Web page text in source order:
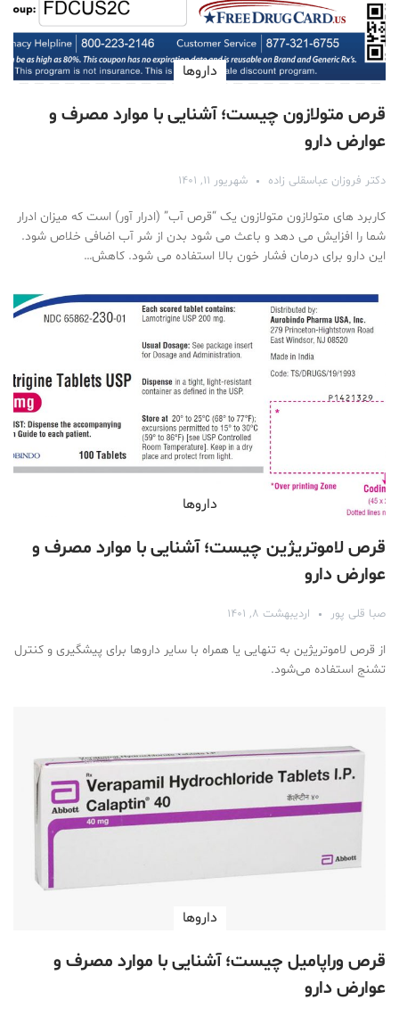
دارو‌ها
قرص متولازون چیست؛ آشنایی با موارد مصرف و
عوارض دارو
دکتر فروزان عباسقلی زاده شهریور ۱۱, ۱۴۰۱
کاربرد های متولازون متولازون یک “قرص آب” (ادرار آور) است که میزان ادرار
شما را افزایش می دهد و باعث می شود بدن از شر آب اضافی خلاص شود.
این دارو برای درمان فشار خون بالا استفاده می شود. کاهش…
دارو‌ها
قرص لاموتریژین چیست؛ آشنایی با موارد مصرف و
عوارض دارو
صبا قلی پور اردیبهشت ۸, ۱۴۰۱
از قرص لاموتریژین به تنهایی یا همراه با سایر داروها برای پیشگیری و کنترل
تشنج استفاده می‌شود.
دارو‌ها
قرص وراپامیل چیست؛ آشنایی با موارد مصرف و
عوارض دارو